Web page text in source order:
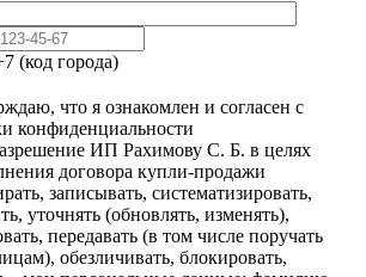
(код города)
что я ознакомлен и согласен с
конфиденциальности
ИП Рахимову С. Б. в целях
договора купли-продажи
записывать, систематизировать,
уточнять (обновлять, изменять),
передавать (в том числе поручать
обезличивать, блокировать,